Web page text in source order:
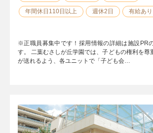
年間休日110日以上 週休2日 有給あり
※正職員募集中です！採用情報の詳細は施設PR
す。 二葉むさしが丘学園では、子どもの権利を尊
が送れるよう、各ユニットで「子ども会…